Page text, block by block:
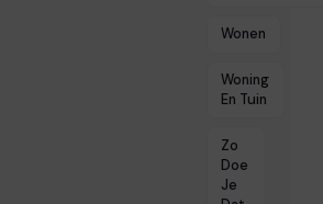
Wonen
Woning
En Tuin
Zo
Doe
Je